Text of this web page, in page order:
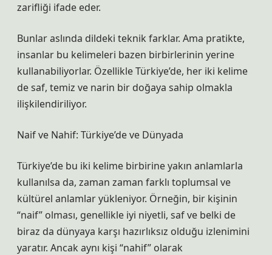
zarifliği ifade eder.
Bunlar aslında dildeki teknik farklar. Ama pratikte,
insanlar bu kelimeleri bazen birbirlerinin yerine
kullanabiliyorlar. Özellikle Türkiye’de, her iki kelime
de saf, temiz ve narin bir doğaya sahip olmakla
ilişkilendiriliyor.
Naif ve Nahif: Türkiye’de ve Dünyada
Türkiye’de bu iki kelime birbirine yakın anlamlarla
kullanılsa da, zaman zaman farklı toplumsal ve
kültürel anlamlar yükleniyor. Örneğin, bir kişinin
“naif” olması, genellikle iyi niyetli, saf ve belki de
biraz da dünyaya karşı hazırlıksız olduğu izlenimini
yaratır. Ancak aynı kişi “nahif” olarak